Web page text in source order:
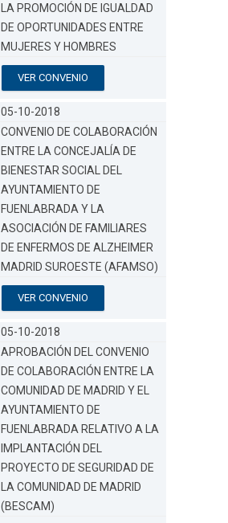
LA PROMOCIÓN DE IGUALDAD
DE OPORTUNIDADES ENTRE
MUJERES Y HOMBRES
VER CONVENIO
05-10-2018
CONVENIO DE COLABORACIÓN
ENTRE LA CONCEJALÍA DE
BIENESTAR SOCIAL DEL
AYUNTAMIENTO DE
FUENLABRADA Y LA
ASOCIACIÓN DE FAMILIARES
DE ENFERMOS DE ALZHEIMER
MADRID SUROESTE (AFAMSO)
VER CONVENIO
05-10-2018
APROBACIÓN DEL CONVENIO
DE COLABORACIÓN ENTRE LA
COMUNIDAD DE MADRID Y EL
AYUNTAMIENTO DE
FUENLABRADA RELATIVO A LA
IMPLANTACIÓN DEL
PROYECTO DE SEGURIDAD DE
LA COMUNIDAD DE MADRID
(BESCAM)